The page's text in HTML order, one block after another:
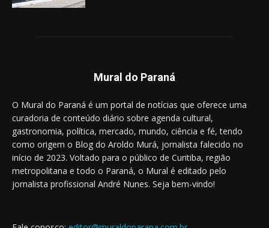
Mural do Paraná
O Mural do Paraná é um portal de notícias que oferece uma
curadoria de conteúdo diário sobre agenda cultural,
gastronomia, política, mercado, mundo, ciência e fé, tendo
como origem o Blog do Aroldo Murá, jornalista falecido no
início de 2023. Voltado para o público de Curitiba, região
metropolitana e todo o Paraná, o Mural é editado pelo
jornalista profissional André Nunes. Seja bem-vindo!